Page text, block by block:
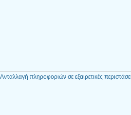
πληροφοριών σε εξαιρετικές